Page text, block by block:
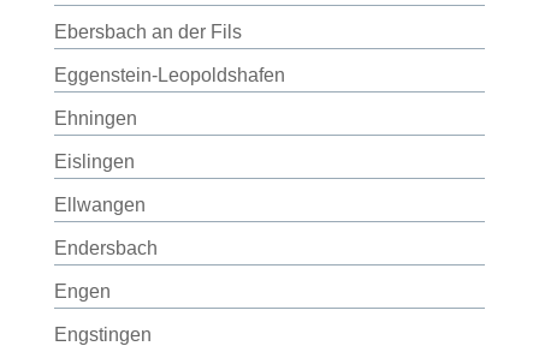
Ebersbach an der Fils
Eggenstein-Leopoldshafen
Ehningen
Eislingen
Ellwangen
Endersbach
Engen
Engstingen